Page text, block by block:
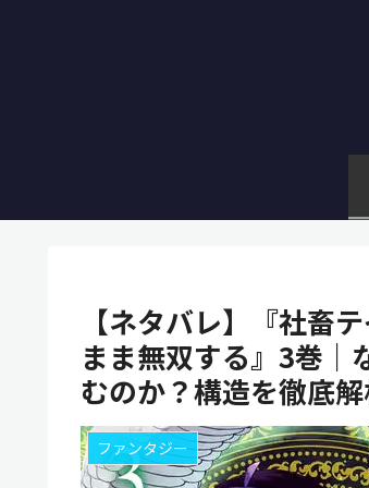
【ネタバレ】『社畜
まま無双する』3巻｜
むのか？構造を徹底
ファンタジー